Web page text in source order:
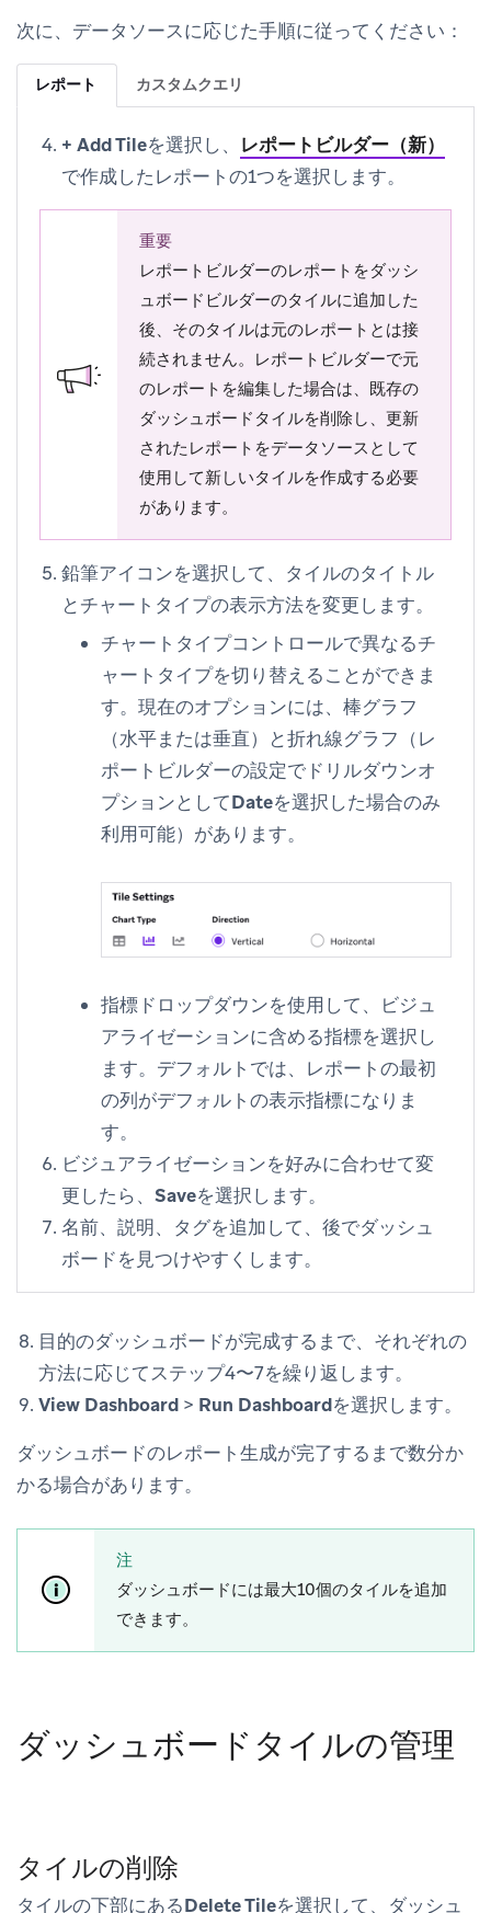
次に、データソースに応じた手順に従ってください：
レポート カスタムクエリ
+ Add Tileを選択し、 レポートビルダー（新）
で作成したレポートの1つを選択します。
重要
レポートビルダーのレポートをダッシ
ュボードビルダーのタイルに追加した
後、そのタイルは元のレポートとは接
続されません。レポートビルダーで元
のレポートを編集した場合は、既存の
ダッシュボードタイルを削除し、更新
されたレポートをデータソースとして
使用して新しいタイルを作成する必要
があります。
鉛筆アイコンを選択して、タイルのタイトル
とチャートタイプの表示方法を変更します。
チャートタイプコントロールで異なるチ
ャートタイプを切り替えることができま
す。現在のオプションには、棒グラフ
（水平または垂直）と折れ線グラフ（レ
ポートビルダーの設定でドリルダウンオ
プションとしてDateを選択した場合のみ
利用可能）があります。
指標ドロップダウンを使用して、ビジュ
アライゼーションに含める指標を選択し
ます。デフォルトでは、レポートの最初
の列がデフォルトの表示指標になりま
す。
ビジュアライゼーションを好みに合わせて変
更したら、 Saveを選択します。
名前、説明、タグを追加して、後でダッシュ
ボードを見つけやすくします。
目的のダッシュボードが完成するまで、それぞれの
方法に応じてステップ4〜7を繰り返します。
View Dashboard > Run Dashboardを選択します。
ダッシュボードのレポート生成が完了するまで数分か
かる場合があります。
注
ダッシュボードには最大10個のタイルを追加
できます。
ダッシュボードタイルの管理
タイルの削除
タイルの下部にあるDelete Tileを選択して、ダッシュ